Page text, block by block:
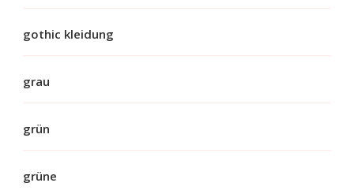
gothic kleidung
grau
grün
grüne